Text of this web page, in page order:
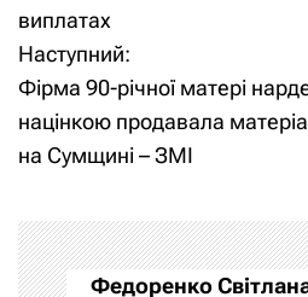
в
і
г
ц
і
виплатах
Наступний:
Фірма 90-річної матері
націнкою продавала
на Сумщині – ЗМІ
Федоренко